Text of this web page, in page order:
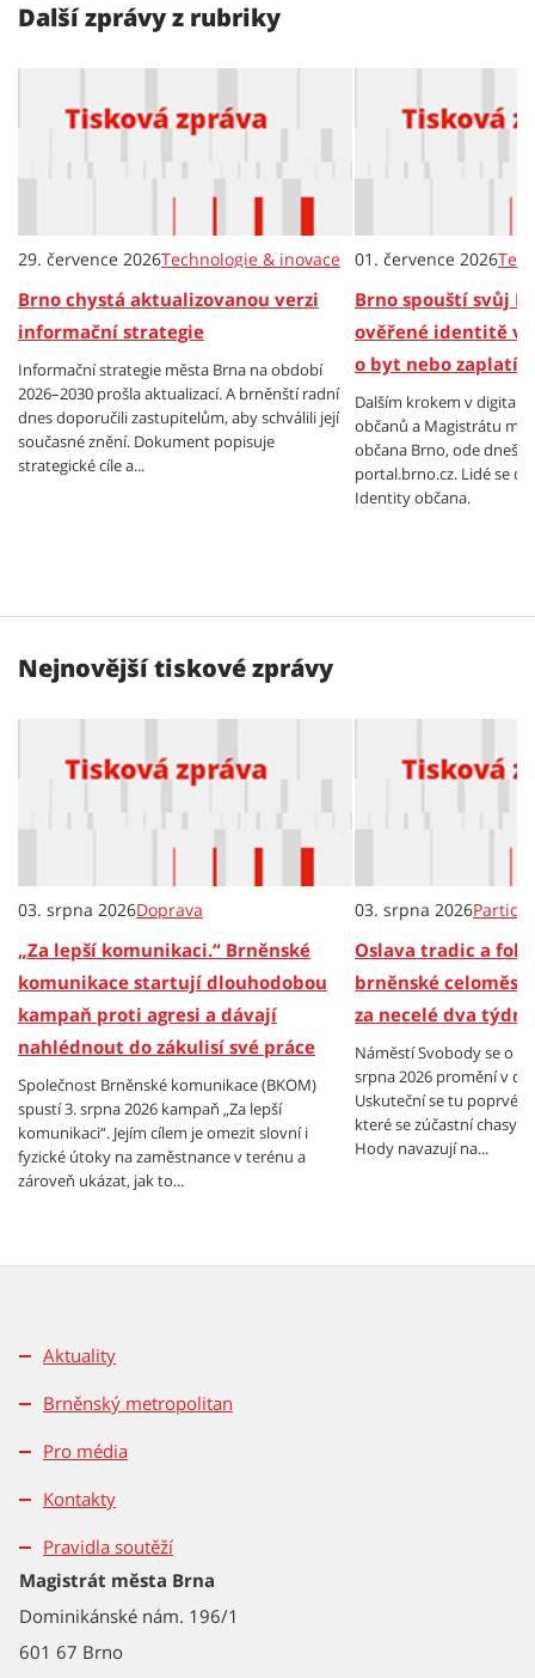
Další zprávy z rubriky
29. července 2026Technologie & inovace
Brno chystá aktualizovanou verzi
informační strategie
Informační strategie města Brna na období
2026–2030 prošla aktualizací. A brněnští radní
dnes doporučili zastupitelům, aby schválili její
současné znění. Dokument popisuje
strategické cíle a...
01. července 2026
Brno spouští svůj
ověřené identitě v
o byt nebo zaplatí
Dalším krokem v
občanů a Magistrátu
občana Brno, ode
portal.brno.cz. Lidé se
Identity občana.
Nejnovější tiskové zprávy
03. srpna 2026Doprava
„Za lepší komunikaci.“ Brněnské
komunikace startují dlouhodobou
kampaň proti agresi a dávají
nahlédnout do zákulisí své práce
Společnost Brněnské komunikace (BKOM)
spustí 3. srpna 2026 kampaň „Za lepší
komunikaci“. Jejím cílem je omezit slovní i
fyzické útoky na zaměstnance v terénu a
zároveň ukázat, jak to...
03. srpna 2026
Oslava tradic a
brněnské
za necelé dva týdny
Náměstí Svobody se o
srpna 2026 promění v
Uskuteční se tu poprvé
které se zúčastní chasy
Hody navazují na...
Aktuality
Brněnský metropolitan
Pro média
Kontakty
Pravidla soutěží
Magistrát města Brna
Dominikánské nám. 196/1
601 67 Brno